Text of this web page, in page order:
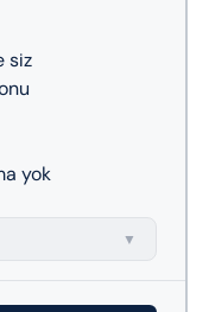
siz
yok
▼